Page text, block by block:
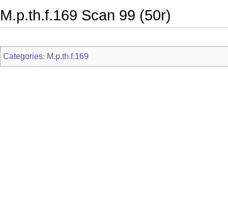
M.p.th.f.169 Scan 99 (50r)
Categories: M.p.th.f.169